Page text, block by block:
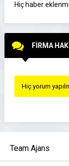
Hiç haber
FİRMA
Hiç yorum
Team Ajans